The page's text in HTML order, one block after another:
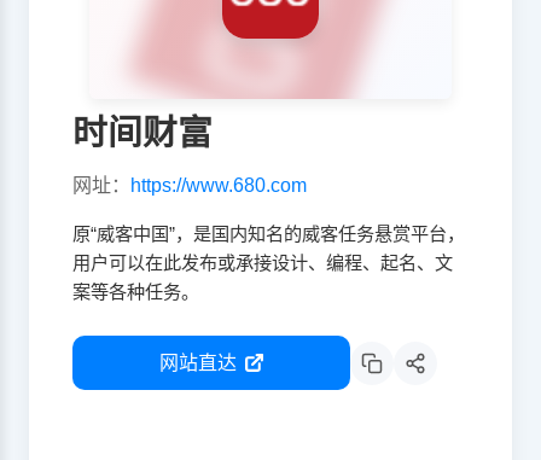
时间财富
网址： https://www.680.com
原“威客中国”，是国内知名的威客任务悬赏平台，
用户可以在此发布或承接设计、编程、起名、文
案等各种任务。
网站直达